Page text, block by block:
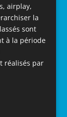
airplay,
la
sont
à la période
réalisés par